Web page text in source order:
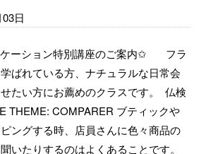
日
ーション特別講座のご案内✩ フラ
ばれている方、ナチュラルな日常会
たい方にお薦めのクラスです。 仏検
THEME: COMPARER ブティックや
ングする時、店員さんに色々商品の
いたりするのはよくあることです。